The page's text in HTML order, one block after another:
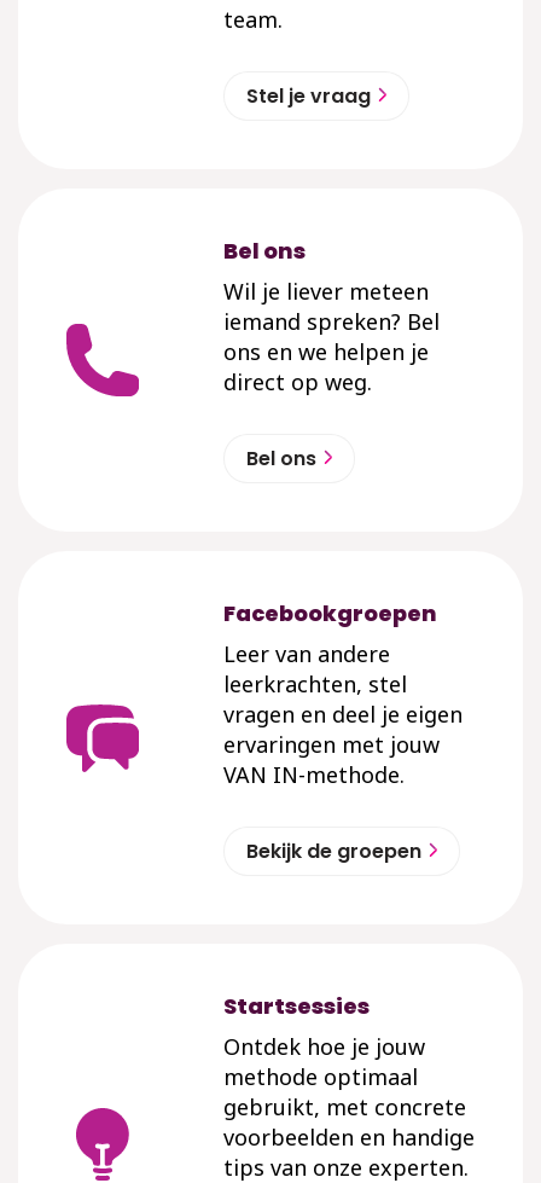
team.
Stel je vraag
Bel ons
Wil je liever meteen
iemand spreken? Bel
ons en we helpen je
direct op weg.
Bel ons
Facebookgroepen
Leer van andere
leerkrachten, stel
vragen en deel je eigen
ervaringen met jouw
VAN IN-methode.
Bekijk de groepen
Startsessies
Ontdek hoe je jouw
methode optimaal
gebruikt, met concrete
voorbeelden en handige
tips van onze experten.